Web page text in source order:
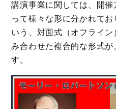
講演事業に関しては、開
って様々な形に分かれてお
いう、対面式（オフライ
み合わせた複合的な形式
す。